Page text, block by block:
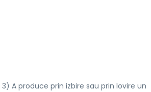
3) A produce prin izbire sau prin lovire un